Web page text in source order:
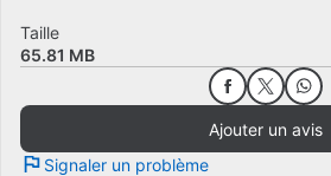
Taille
65.81 MB
Ajouter un avis
Signaler un problème